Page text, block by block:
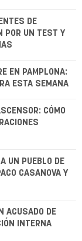
DE
POR UN TEST Y
EN PAMPLONA:
ESTA SEMANA
CÓMO
UN PUEBLO DE
CASANOVA Y
ACUSADO DE
INTERNA